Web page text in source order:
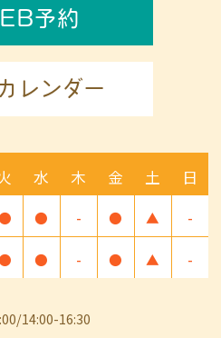
予約
レンダー
水 木 金 土 日
● - ● ▲ -
● - ● ▲ -
14:00-16:30